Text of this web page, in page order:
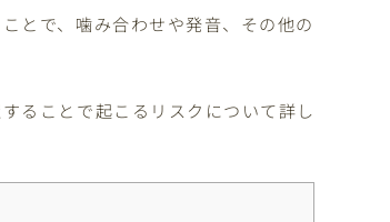
とで、噛み合わせや発音、その他の
ることで起こるリスクについて詳し